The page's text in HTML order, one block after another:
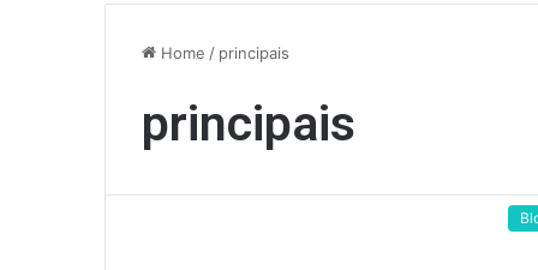
Home / principais
principais